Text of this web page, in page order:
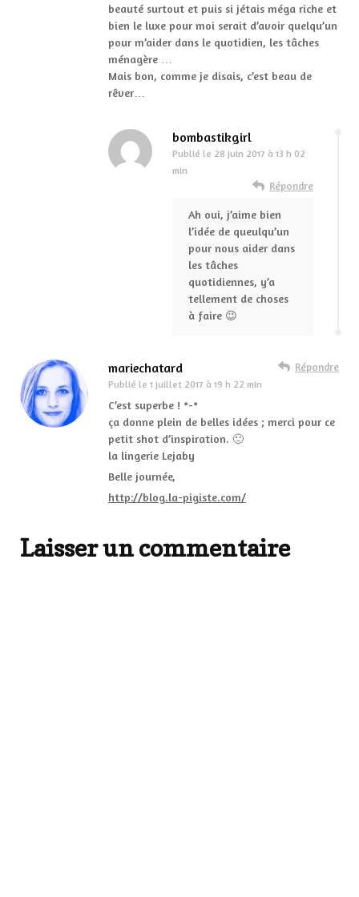
beauté surtout et puis si jétais méga riche et
bien le luxe pour moi serait d’avoir quelqu’un
pour m’aider dans le quotidien, les tâches
ménagère …
Mais bon, comme je disais, c’est beau de
rêver…
bombastikgirl
Publié le 28 juin 2017 à 13 h 02
min
Répondre
Ah oui, j’aime bien
l’idée de queulqu’un
pour nous aider dans
les tâches
quotidiennes, y’a
tellement de choses
à faire 😉
mariechatard
Publié le 1 juillet 2017 à 19 h 22 min
Répondre
C’est superbe ! *-*
ça donne plein de belles idées ; merci pour ce
petit shot d’inspiration. 🙂
la lingerie Lejaby
Belle journée,
http://blog.la-pigiste.com/
Laisser un commentaire